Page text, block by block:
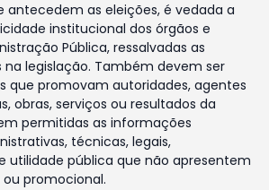
antecedem as eleições, é vedada a
institucional dos órgãos e
Pública, ressalvadas as
na legislação. Também devem ser
que promovam autoridades, agentes
obras, serviços ou resultados da
permitidas as informações
técnicas, legais,
utilidade pública que não apresentem
promocional.